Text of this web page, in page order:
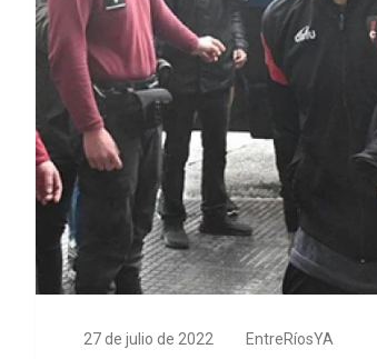
27 de julio de 2022 EntreRíosYA